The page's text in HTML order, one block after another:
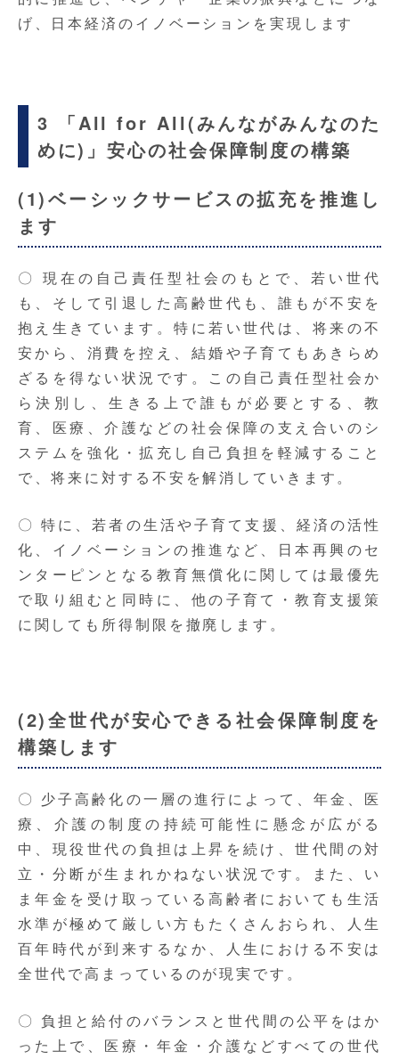
げ、日本経済のイノベーションを実現します
3 「All for All(みんながみんなのた
めに)」安心の社会保障制度の構築
(1)ベーシックサービスの拡充を推進し
ます
〇 現在の自己責任型社会のもとで、若い世代
も、そして引退した高齢世代も、誰もが不安を
抱え生きています。特に若い世代は、将来の不
安から、消費を控え、結婚や子育てもあきらめ
ざるを得ない状況です。この自己責任型社会か
ら決別し、生きる上で誰もが必要とする、教
育、医療、介護などの社会保障の支え合いのシ
ステムを強化・拡充し自己負担を軽減すること
で、将来に対する不安を解消していきます。
〇 特に、若者の生活や子育て支援、経済の活性
化、イノベーションの推進など、日本再興のセ
ンターピンとなる教育無償化に関しては最優先
で取り組むと同時に、他の子育て・教育支援策
に関しても所得制限を撤廃します。
(2)全世代が安心できる社会保障制度を
構築します
〇 少子高齢化の一層の進行によって、年金、医
療、介護の制度の持続可能性に懸念が広がる
中、現役世代の負担は上昇を続け、世代間の対
立・分断が生まれかねない状況です。また、い
ま年金を受け取っている高齢者においても生活
水準が極めて厳しい方もたくさんおられ、人生
百年時代が到来するなか、人生における不安は
全世代で高まっているのが現実です。
〇 負担と給付のバランスと世代間の公平をはか
った上で、医療・年金・介護などすべての世代